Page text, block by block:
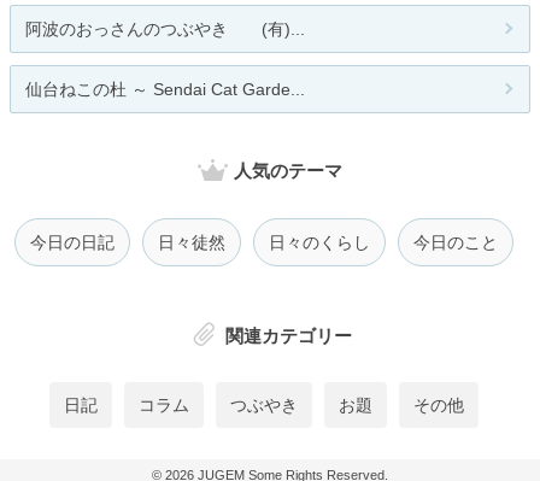
阿波のおっさんのつぶやき (有)...
仙台ねこの杜 ～ Sendai Cat Garde...
人気のテーマ
今日の日記 日々徒然 日々のくらし 今日のこと
関連カテゴリー
日記 コラム つぶやき お題 その他
© 2026 JUGEM Some Rights Reserved.